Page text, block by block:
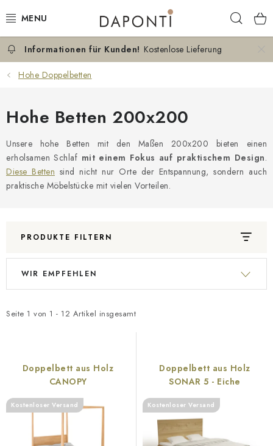
Inhalt
DOPPELBETTEN
EINZELBETTEN
NACHTTISCHE
SCHLAFZIMMER KOMMODEN
KONTAKT
ZERTIFIKATE
Geschäftsbewertung
Reklamation und Rücksendung der Ware
Zahlungsmethoden auf unserer Website
Kostenlose Lieferung
Hohe Doppelbetten
Hohe Betten 200x200
Unsere hohe Betten mit den Maßen 200x200 bieten einen
erholsamen Schlaf mit einem Fokus auf praktischem Design.
Diese Betten sind nicht nur Orte der Entspannung, sondern auch
praktische Möbelstücke mit vielen Vorteilen.
PRODUKTE FILTERN
L
t
P
r
Seite 1 von 1 - 12 Artikel insgesamt
P
d
o
r
WIR EMPFEHLEN
Doppelbett aus Holz
CANOPY
Kostenloser Versand
Doppelbett aus Holz
SONAR 5 - Eiche
Kostenloser Versand